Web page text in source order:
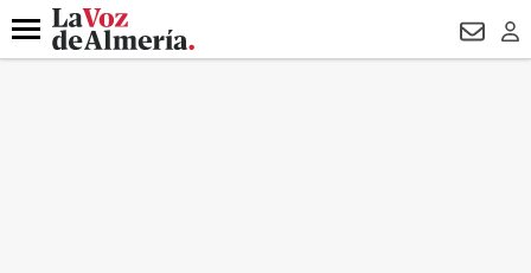
DESTACADO DRON UDA
Menú